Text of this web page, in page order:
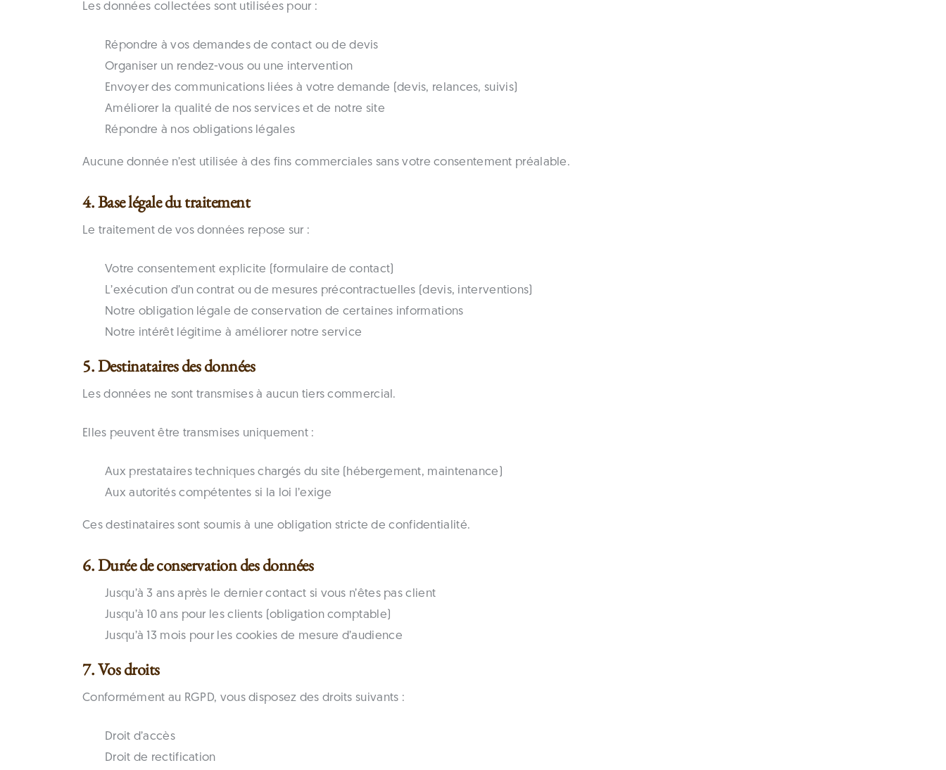
Les données collectées sont utilisées pour :
Répondre à vos demandes de contact ou de devis
Organiser un rendez-vous ou une intervention
Envoyer des communications liées à votre demande (devis, relances, suivis)
Améliorer la qualité de nos services et de notre site
Répondre à nos obligations légales
Aucune donnée n’est utilisée à des fins commerciales sans votre consentement préalable.
4. Base légale du traitement
Le traitement de vos données repose sur :
Votre consentement explicite (formulaire de contact)
L’exécution d’un contrat ou de mesures précontractuelles (devis, interventions)
Notre obligation légale de conservation de certaines informations
Notre intérêt légitime à améliorer notre service
5. Destinataires des données
Les données ne sont transmises à aucun tiers commercial.
Elles peuvent être transmises uniquement :
Aux prestataires techniques chargés du site (hébergement, maintenance)
Aux autorités compétentes si la loi l’exige
Ces destinataires sont soumis à une obligation stricte de confidentialité.
6. Durée de conservation des données
Jusqu’à 3 ans après le dernier contact si vous n’êtes pas client
Jusqu’à 10 ans pour les clients (obligation comptable)
Jusqu’à 13 mois pour les cookies de mesure d’audience
7. Vos droits
Conformément au RGPD, vous disposez des droits suivants :
Droit d’accès
Droit de rectification